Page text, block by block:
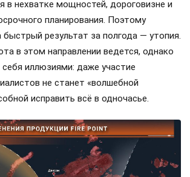
в нехватке мощностей, дороговизне и
планирования. Поэтому
быстрый результат за полгода — утопия.
в этом направлении ведется, однако
иллюзиями: даже участие
не станет «волшебной
исправить всё в одночасье.